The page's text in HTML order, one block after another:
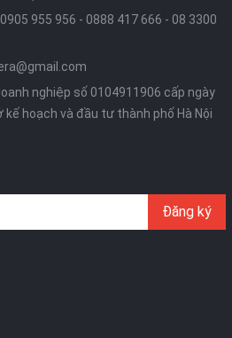
0905 955 956 - 0888 417 666 - 08 3300
nghiệp số 0104911906 cấp ngày
kế hoạch và đầu tư thành phố Hà Nội
Đăng ký